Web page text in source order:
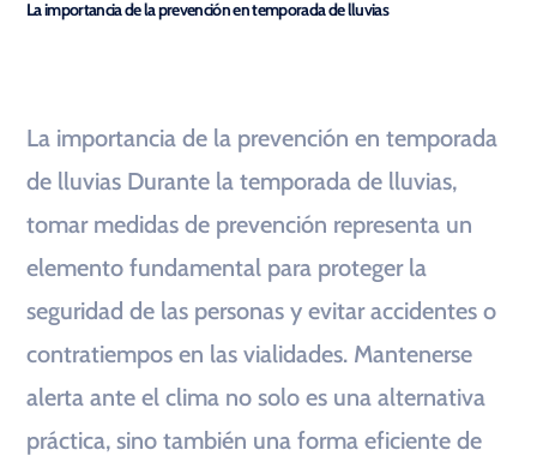
La importancia de la prevención en temporada de lluvias
La importancia de la prevención en temporada
de lluvias Durante la temporada de lluvias,
tomar medidas de prevención representa un
elemento fundamental para proteger la
seguridad de las personas y evitar accidentes o
contratiempos en las vialidades. Mantenerse
alerta ante el clima no solo es una alternativa
práctica, sino también una forma eficiente de